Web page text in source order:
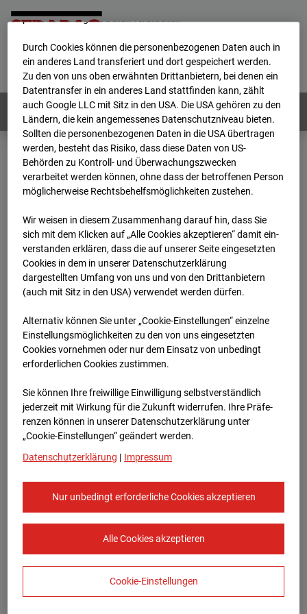
Home E-Mail Impressum
Login
Deutsch / English
Webcams: Alle Länder
Home
Deutschland
BC-120 - BV W2 Campus BT 1-3
Archiv
2025
07:25
BC-120 - BV W2
Campus BT 1-3
Stuttgart
Zur Übersicht
Europe/Berlin
personenbezogene Daten verarbeitet.
Durch Cookies können die personenbezogenen Daten auch in
ein anderes Land transferiert und dort gespeichert werden.
Zu den von uns oben erwähnten Drittanbietern, bei denen ein
Datentransfer in ein anderes Land stattfinden kann, zählt
auch Google LLC mit Sitz in den USA. Die USA gehören zu den
Ländern, die kein angemessenes Datenschutzniveau bieten.
Sollten die personenbezogenen Daten in die USA übertragen
werden, besteht das Risiko, dass diese Daten von US-
Behörden zu Kontroll- und Überwachungszwecken
verarbeitet werden können, ohne dass der betroffenen Person
möglicherweise Rechtsbehelfsmöglichkeiten zustehen.
Wir weisen in diesem Zusammenhang darauf hin, dass Sie
sich mit dem Klicken auf „Alle Cookies akzeptieren“ damit ein­
ver­standen erklären, dass die auf unserer Seite eingesetzten
Cookies in dem in unserer Datenschutzerklärung
dargestellten Umfang von uns und von den Drittanbietern
(auch mit Sitz in den USA) verwendet werden dürfen.
Alternativ können Sie unter „Cookie-Einstellungen“ einzelne
Einstellungsmöglichkeiten zu den von uns eingesetzten
Cookies vornehmen oder nur dem Einsatz von unbedingt
erforderlichen Cookies zustimmen.
Sie können Ihre freiwillige Einwilligung selbstverständlich
jederzeit mit Wirkung für die Zukunft widerrufen. Ihre Prä­fe­
renzen können in unserer Datenschutzerklärung unter
„Cookie-Einstellungen“ geändert werden.
Datenschutzerklärung | Impressum
Nur unbedingt erforderliche Cookies akzeptieren
Alle Cookies akzeptieren
Cookie-Einstellungen